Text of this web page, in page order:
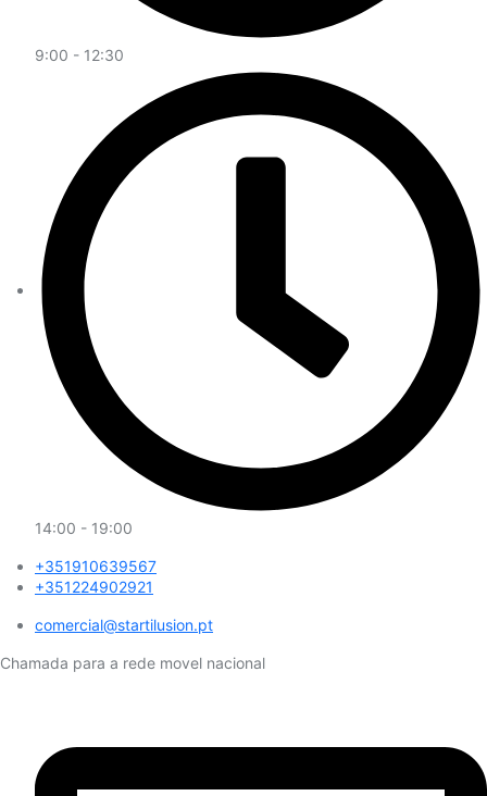
9:00 - 12:30
14:00 - 19:00
+351910639567
+351224902921
comercial@startilusion.pt​
Chamada para a rede movel nacional